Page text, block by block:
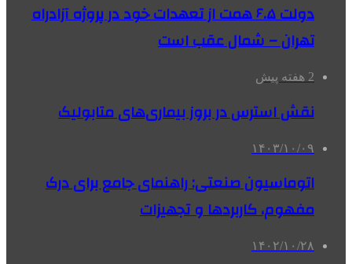
دولت ۶.۵ همت از تعهدات خود در پروژه آزادراه
تهران – شمال عقب است
2 هفته پیش
نقش استرس در بروز بیماری‌های متابولیک
۱۴۰۳/۱۰/۰۹
اتوماسیون صنعتی: راهنمای جامع برای درک
مفهوم، کاربردها و تجهیزات
۱۴۰۲/۱۰/۲۸